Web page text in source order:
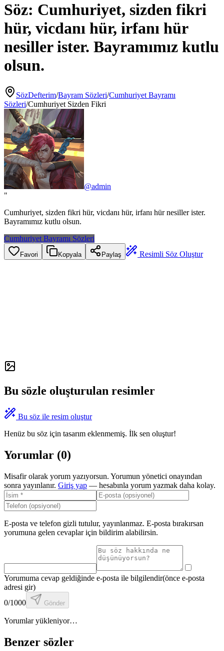
Söz: Cumhuriyet, sizden fikri
hür, vicdanı hür, irfanı hür
nesiller ister. Bayramımız kutlu
olsun.
SözDefterim/Bayram Sözleri/Cumhuriyet Bayramı
Sözleri/Cumhuriyet Sizden Fikri
@admin
"
Cumhuriyet, sizden fikri hür, vicdanı hür, irfanı hür nesiller ister.
Bayramımız kutlu olsun.
Cumhuriyet Bayramı Sözleri
Favori Kopyala Paylaş Resimli Söz Oluştur
Bu sözle oluşturulan resimler
Bu söz ile resim oluştur
Henüz bu söz için tasarım eklenmemiş. İlk sen oluştur!
Yorumlar (0)
Misafir olarak yorum yazıyorsun. Yorumun yönetici onayından
sonra yayınlanır. Giriş yap — hesabınla yorum yazmak daha kolay.
E-posta ve telefon gizli tutulur, yayınlanmaz. E-posta bırakırsan
yorumuna gelen cevaplar için bildirim alabilirsin.
Yorumuma cevap geldiğinde e-posta ile bilgilendir(önce e-posta
adresi gir)
0/1000 Gönder
Yorumlar yükleniyor…
Benzer sözler